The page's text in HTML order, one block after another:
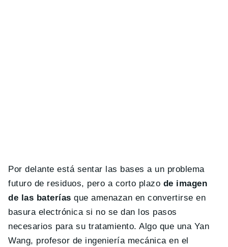
Por delante está sentar las bases a un problema
futuro de residuos, pero a corto plazo de imagen
de las baterías que amenazan en convertirse en
basura electrónica si no se dan los pasos
necesarios para su tratamiento. Algo que una Yan
Wang, profesor de ingeniería mecánica en el